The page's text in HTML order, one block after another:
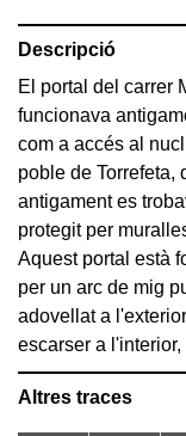
Descripció
El portal del carrer
funcionava
com a accés al
poble de Torrefeta,
antigament es
protegit per
Aquest portal està
per un arc de mig
adovellat a
escarser a l'interior,
qual encara
els forats on
inserides les
L'intadós mesura
seu punt màxim
metres. Al carrer
Sastre es
altre portal, també
Altres traces